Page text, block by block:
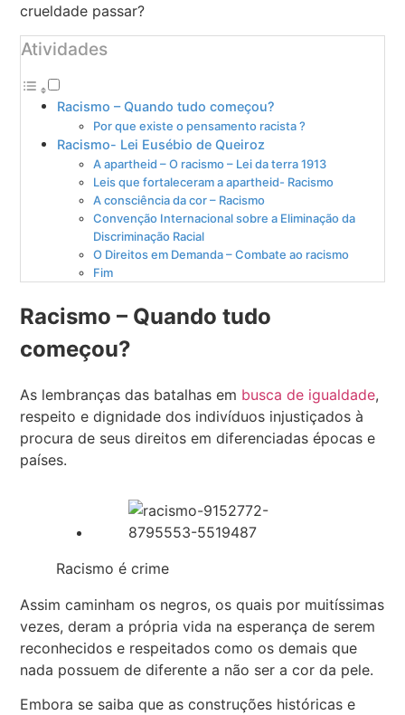
crueldade passar?
Atividades
Racismo – Quando tudo começou?
Por que existe o pensamento racista ?
Racismo- Lei Eusébio de Queiroz
A apartheid – O racismo – Lei da terra 1913
Leis que fortaleceram a apartheid- Racismo
A consciência da cor – Racismo
Convenção Internacional sobre a Eliminação da
Discriminação Racial
O Direitos em Demanda – Combate ao racismo
Fim
Racismo – Quando tudo
começou?
As lembranças das batalhas em busca de igualdade,
respeito e dignidade dos indivíduos injustiçados à
procura de seus direitos em diferenciadas épocas e
países.
Racismo é crime
Assim caminham os negros, os quais por muitíssimas
vezes, deram a própria vida na esperança de serem
reconhecidos e respeitados como os demais que
nada possuem de diferente a não ser a cor da pele.
Embora se saiba que as construções históricas e